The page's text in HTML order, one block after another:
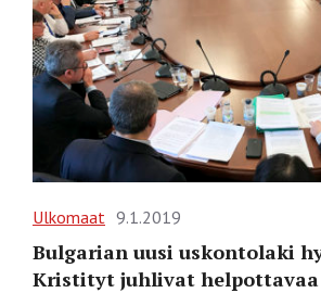
Ulkomaat 9.1.2019
Bulgarian uusi uskontolaki
Kristityt juhlivat